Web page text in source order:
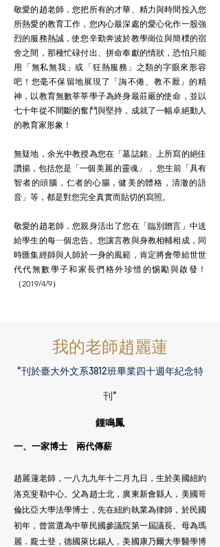
敬愛的趙老師，您把所有的才華、精力與時間投入您
所熱愛的教育工作，您內心最深處的愛心化作一股強
烈的服務熱誠，使您辛勤奔波於教學崗位與簡樸的宿
舍之間，那種忙碌付出、拼命奉獻的情狀，恐怕只能
用「無私無我」或「狂熱服務」之類的字眼來形容
吧！您毫不保留地展現了「誨不倦、教不厭」的精
神，以教育無數莘莘學子為終身最莊嚴的使命，並以
七十年從不間斷的奮鬥與堅持，成就了一幅卓絕動人
的教育家形象！
無疑地，余光中教授為您在「墓誌銘」上所寫的絕佳
讚揚，包括您是「一個美麗的靈魂」， 您生前「具有
智者的頭腦，仁者的心腸，健美的體格，清澈的語
音」等，都是對您完全真實而貼切的寫照。
敬愛的趙老師，您親身活出了您在「臨別贈言」中送
給學生的每ㄧ個忠告。您讓言教與身教相輔相成，同
時匯集經師與人師於一身的風範，肯定將會帶給世世
代代無數學子和家長們格外珍惜的惕勵與啟發！
（2019/4/9）
​我的老師趙麗蓮
*​刊於臺大外文系3812班畢業四十週年紀念特
刊*
鍾鳴鳳
一、一家博士 兩代傳薪
趙麗蓮老師，一八九九年十二月九日，生於美國紐約
洛克斐勒中心。父為趙士北，廣東新會縣人，美國哥
倫比亞大學法學博士，先在紐約執業為律師，於民國
初年，曾當選為中華民國參議院第一屆議長。母為瑪
麗．龐士登，德國萊比錫人，美國康乃爾大學醫學博